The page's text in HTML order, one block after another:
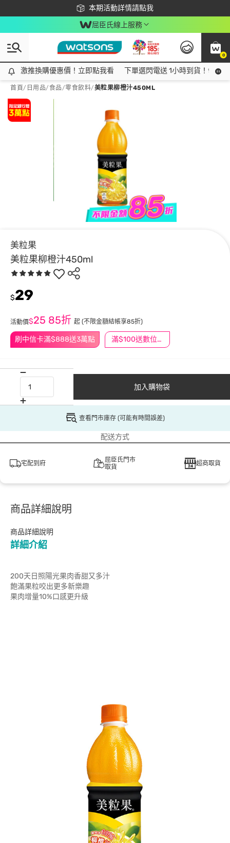
本期活動詳情請點我
下載app最高回饋$350
屈臣氏線上服務
0
激推換購優惠價！立即點我看
激推換購優惠價！立即點我看 下單選閃電送 1小時到貨！領神
首頁/ 日用品/食品/零食飲料/美粒果柳橙汁450ML
美粒果
美粒果柳橙汁450ml
刷中信卡滿$888送3萬點 滿$100送數位印花
$29
活動價$25 85折 起 (不限金額結帳享85折)
加入購物袋
查看門市庫存 (可能有時間誤差)
配送方式
宅配到府
屈臣氏門市
取貨
超商取貨
商品詳細說明
商品詳細說明
詳細介紹
200天日照陽光果肉香甜又多汁
飽滿果粒咬出更多新樂趣
果肉增量10%口感更升級